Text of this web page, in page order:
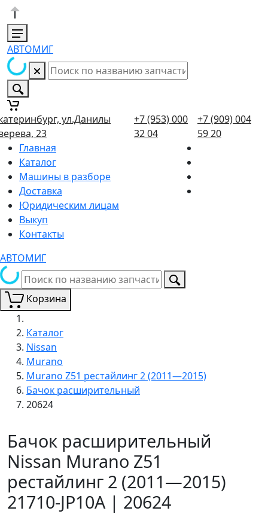
АВТОМИГ
ул.Данилы
23
+7 (953) 000
32 04
+7 (909) 004
59 20
Главная
Каталог
Машины в разборе
Доставка
Юридическим лицам
Выкуп
Контакты
АВТОМИГ
Корзина
Каталог
Nissan
Murano
Murano Z51 рестайлинг 2 (2011—2015)
Бачок расширительный
20624
Бачок расширительный
Nissan Murano Z51
рестайлинг 2 (2011—2015)
21710-JP10A | 20624